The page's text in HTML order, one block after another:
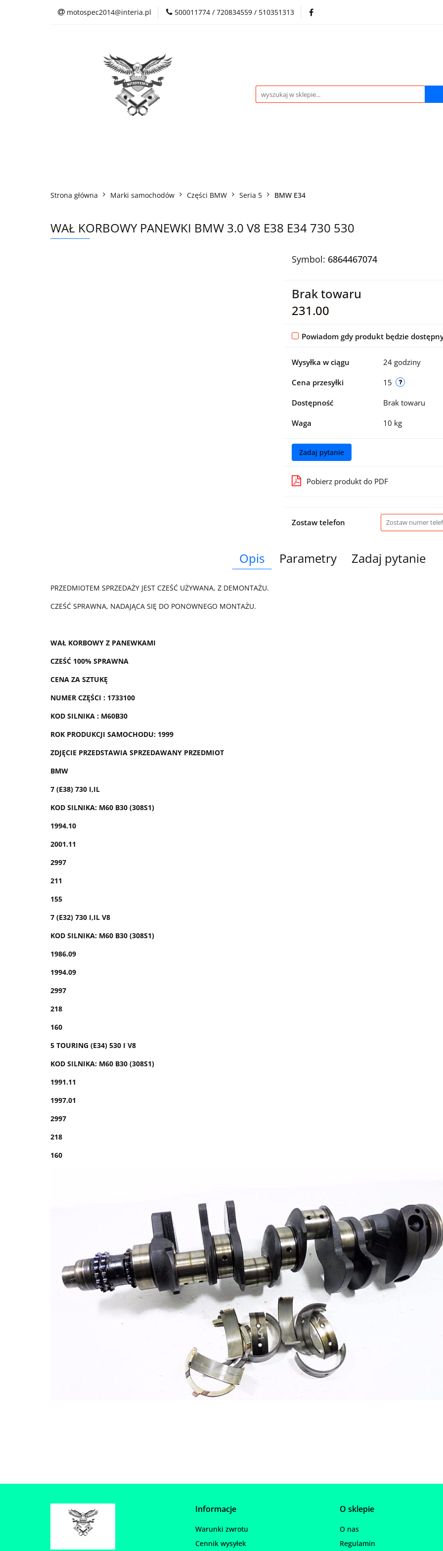
motospec2014@interia.pl 500011774 / 720834559 / 510351313
Sklep Auto Części Regulamin sklepu
Kontakt
Strona główna Marki samochodów Części BMW Seria 5 BMW E34
WAŁ KORBOWY PANEWKI BMW 3.0 V8 E38 E34 730 530
Symbol: 6864467074
Brak towaru
231.00
Powiadom gdy produkt będzie
Wysyłka w ciągu 24 godziny
Cena przesyłki 15
Dostępność Brak towaru
Waga 10 kg
Zadaj pytanie
Pobierz produkt do PDF
Zostaw telefon
Opis Parametry Zadaj pytanie
PRZEDMIOTEM SPRZEDAŻY JEST CZEŚĆ UŻYWANA, Z DEMONTAŻU.
CZEŚĆ SPRAWNA, NADAJĄCA SIĘ DO PONOWNEGO MONTAŻU.
WAŁ KORBOWY Z PANEWKAMI
CZEŚĆ 100% SPRAWNA
CENA ZA SZTUKĘ
NUMER CZĘŚCI : 1733100
KOD SILNIKA : M60B30
ROK PRODUKCJI SAMOCHODU: 1999
ZDJĘCIE PRZEDSTAWIA SPRZEDAWANY PRZEDMIOT
BMW
7 (E38) 730 I,IL
KOD SILNIKA: M60 B30 (308S1)
1994.10
2001.11
2997
211
155
7 (E32) 730 I,IL V8
KOD SILNIKA: M60 B30 (308S1)
1986.09
1994.09
2997
218
160
5 TOURING (E34) 530 I V8
KOD SILNIKA: M60 B30 (308S1)
1991.11
1997.01
2997
218
160
Informacje
Warunki zwrotu
Cennik wysyłek
O sklepie
O nas
Regulamin